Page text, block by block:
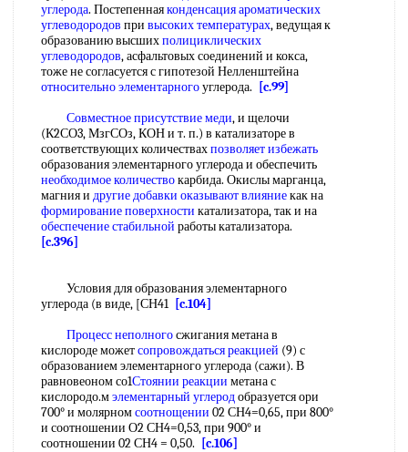
углерода. Постепеннаяконденсация ароматических
углеводородов при высоких температурах, ведущая к
образованию высшихполициклических
углеводородов, асфальтовых соединений и кокса,
тоже не согласуется с гипотезой Нелленштейна
относительно элементарногоуглерода.
[c.99]
Совместное присутствие меди, и щелочи
(К2СО3, МзгСОз, КОН и т. п.) в катализаторе в
соответствующих количествахпозволяет избежать
образования элементарного углерода и обеспечить
необходимое количествокарбида. Окислы марганца,
магния и другие добавки оказывают влияниекак на
формирование поверхности катализатора, так и на
обеспечение стабильной работы катализатора.
[c.396]
Условия для образования элементарного
углерода (в виде, [СН41 [c.104]
Процесс неполногосжигания метана в
кислороде можетсопровождаться реакцией (9) с
образованием элементарного углерода (сажи). В
равновеоном со1Стоянии реакции метана с
кислородо.мэлементарный углеродобразуется ори
700° и молярномсоотнощении 02 СН4=0,65, при 800°
и соотношении О2 СН4=0,53, при 900° и
соотношении 02 СН4 = 0,50.
[c.106]